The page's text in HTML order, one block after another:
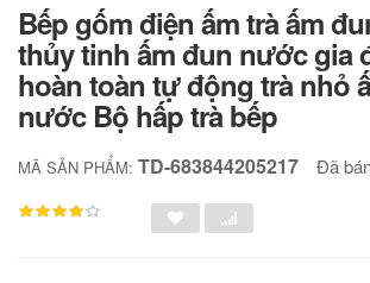
Bếp gốm điện ấm trà ấm
thủy tinh ấm đun nước gia
hoàn toàn tự động trà nhỏ
nước Bộ hấp trà bếp
MÃ SẢN PHẨM: TD-683844205217 Đã